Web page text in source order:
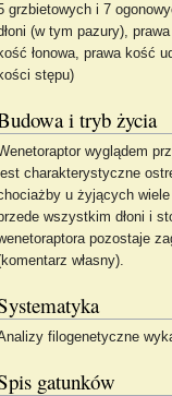
grzbietowych i 7
(w tym pazury),
kość łonowa, prawa kość
kości stępu)
i tryb życia
wyglądem
charakterystyczne
u żyjących
wszystkim dłoni i
pozostaje
własny).
filogenetyczne
gatunków